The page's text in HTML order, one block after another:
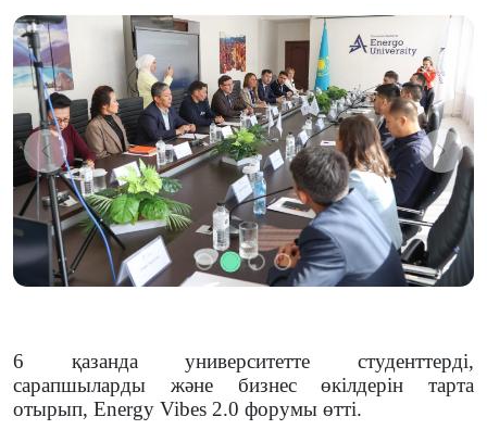
Предыдущий
6 қазанда университетте студенттерді,
сарапшыларды және бизнес өкілдерін тарта
отырып, Energy Vibes 2.0 форумы өтті.